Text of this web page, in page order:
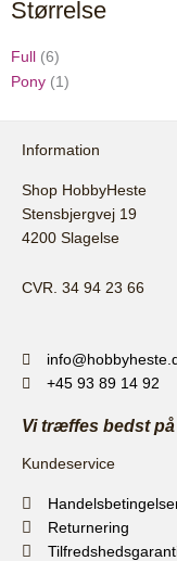
Størrelse
Full (6)
Pony (1)
Information
Shop HobbyHeste
Stensbjergvej 19
4200 Slagelse
CVR. 34 94 23 66
+45 93 89 14 92
Vi træffes bedst på
Kundeservice
Returnering